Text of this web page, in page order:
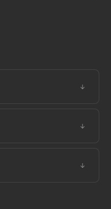
↓
↓
↓